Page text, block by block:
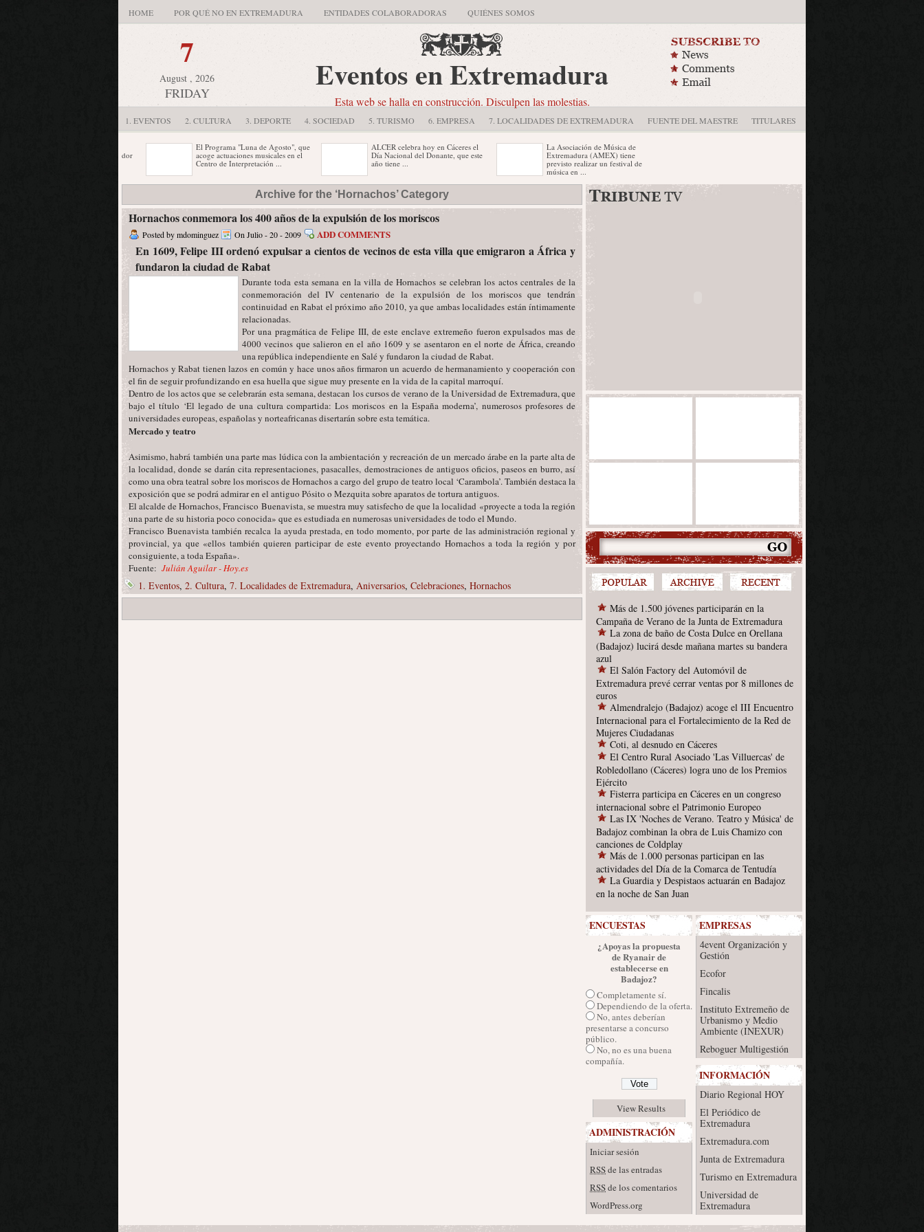
HOME POR QUÉ NO EN EXTREMADURA ENTIDADES COLABORADORAS QUIÉNES SOMOS
7
August , 2026
FRIDAY Eventos en Extremadura
Esta web se halla en construcción. Disculpen las molestias.
1. EVENTOS 2. CULTURA 3. DEPORTE 4. SOCIEDAD 5. TURISMO 6. EMPRESA 7. LOCALIDADES DE EXTREMADURA FUENTE DEL MAESTRE TITULARES
El Programa "Luna de Agosto", que
acoge actuaciones musicales en el
Centro de Interpretación ...
ALCER celebra hoy en Cáceres el
Día Nacional del Donante, que este
año tiene ...
La Asociación de Música de
Extremadura (AMEX) tiene
previsto realizar un festival de
música en ...
El XXV Festival Flamenco de la
Feria de Septiembre en Don Benito
se celebrará este ...
Las actividades comenzarán a las
10,00 horas y se prolongarán hasta
las 13,30. La concejal ...
Organizada por la Asociación
Matilde Landa y patrocinada por la
Diputación Provincial de Badajoz,
...
Archive for the ‘Hornachos’ Category
Hornachos conmemora los 400 años de la expulsión de los moriscos
Posted by mdominguez On Julio - 20 - 2009 ADD COMMENTS
En 1609, Felipe III ordenó expulsar a cientosde vecinos de esta villa que emigraron a África y
fundaron la ciudad de Rabat
Durante toda esta semana en la villa de Hornachos se celebran los actos centrales de la
conmemoración del IV centenario de la expulsión de los moriscos que tendrán
continuidad en Rabat el próximo año 2010, ya que ambas localidades están íntimamente
relacionadas.
Por una pragmática de Felipe III, de este enclave extremeño fueron expulsados mas de
4000 vecinos que salieron en el año 1609 y se asentaron en el norte de África, creando
una república independiente en Salé y fundaron la ciudad de Rabat.
Hornachos y Rabat tienen lazos en común y hace unos años firmaron un acuerdo de hermanamiento y cooperación con
el fin de seguir profundizando en esa huella que sigue muy presente en la vida de la capital marroquí.
Dentro de los actos que se celebrarán esta semana, destacan los cursos de verano de la Universidad de Extremadura, que
bajo el título ‘El legado de una cultura compartida: Los moriscos en la España moderna’, numerosos profesores de
universidades europeas, españolas y norteafricanas disertarán sobre esta temática.
Mercado y teatro
Asimismo, habrá también una parte mas lúdica con la ambientación y recreación de un mercado árabe en la parte alta de
la localidad, donde se darán cita representaciones, pasacalles, demostraciones de antiguos oficios, paseos en burro, así
como una obra teatral sobre los moriscos de Hornachos a cargo del grupo de teatro local ‘Carambola’. También destaca la
exposición que se podrá admirar en el antiguo Pósito o Mezquita sobre aparatos de tortura antiguos.
El alcalde de Hornachos, Francisco Buenavista, se muestra muy satisfecho de que la localidad «proyecte a toda la región
una parte de su historia poco conocida» que es estudiada en numerosas universidades de todo el Mundo.
Francisco Buenavista también recalca la ayuda prestada, en todo momento, por parte de las administración regional y
provincial, ya que «ellos también quieren participar de este evento proyectando Hornachos a toda la región y por
consiguiente, a toda España».
Fuente: Julián Aguilar - Hoy.es
1. Eventos, 2. Cultura, 7. Localidades de Extremadura, Aniversarios, Celebraciones, Hornachos
Más de 1.500 jóvenes participarán en la
Campaña de Verano de la Junta de Extremadura
La zona de baño de Costa Dulce en Orellana
(Badajoz) lucirá desde mañana martes su bandera
azul
El Salón Factory del Automóvil de
Extremadura prevé cerrar ventas por 8 millones de
euros
Almendralejo (Badajoz) acoge el III Encuentro
Internacional para el Fortalecimiento de la Red de
Mujeres Ciudadanas
Coti, al desnudo en Cáceres
El Centro Rural Asociado 'Las Villuercas' de
Robledollano (Cáceres) logra uno de los Premios
Ejército
Fisterra participa en Cáceres en un congreso
internacional sobre el Patrimonio Europeo
Las IX 'Noches de Verano. Teatro y Música' de
Badajoz combinan la obra de Luis Chamizo con
canciones de Coldplay
Más de 1.000 personas participan en las
actividades del Día de la Comarca de Tentudía
La Guardia y Despistaos actuarán en Badajoz
en la noche de San Juan
EMPRESAS
4event Organización y
Gestión
Ecofor
Fincalis
Instituto Extremeño de
Urbanismo y Medio
Ambiente (INEXUR)
Reboguer Multigestión
INFORMACIÓN
Diario Regional HOY
El Periódico de
Extremadura
Extremadura.com
Junta de Extremadura
Turismo en Extremadura
Universidad de
Extremadura
ENCUESTAS
¿Apoyas la propuesta
de Ryanair de
establecerse en
Badajoz?
Completamente sí.
Dependiendo de la oferta.
No, antes deberían
presentarse a concurso
público.
No, no es una buena
compañía.
View Results
ADMINISTRACIÓN
Iniciar sesión
RSSde las entradas
RSSde los comentarios
WordPress.org